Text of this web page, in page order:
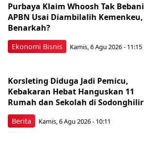
Ekonomi Bisnis
Purbaya Klaim Whoosh Tak Bebani
APBN Usai Diambilalih Kemenkeu,
Benarkah?
Kamis, 6 Agu 2026 - 11:15
Berita
Korsleting Diduga Jadi Pemicu,
Kebakaran Hebat Hanguskan 11
Rumah dan Sekolah di Sodonghilir
Kamis, 6 Agu 2026 - 10:11